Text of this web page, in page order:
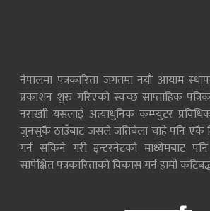
नेपालमा पत्रकारिता जगतमा नयाँ आयाम
प्रकाशन शुरु गरिएको स्वच्छ साप्ताहिक
नराखाी यसलाई अत्याधुनिक कम्प्युटर
जुनसुकै ठाउँबाट जसले जतिबेला चाहे पनि एकै
गर्न सकिने गरी इन्टरनेटको माध्येमबाट
सापेक्षित पत्रकारिताको विकास गर्न हामी